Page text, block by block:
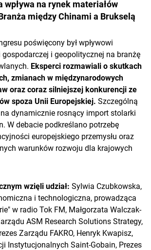
na rynek materiałów
między Chinami a Brukselą
poświęcony był wpływowi
i geopolitycznej na branżę
Eksperci rozmawiali o skutkach
zmianach w międzynarodowych
oraz coraz silniejszej konkurencji ze
spoza Unii Europejskiej. Szczególną
dynamicznie rosnący import stolarki
W debacie podkreślano potrzebę
europejskiego przemysłu oraz
warunków rozwoju dla krajowych
wzięli udział: Sylwia Czubkowska,
i technologiczna, prowadząca
w radio Tok FM, Małgorzata Walczak-
ASM Research Solutions Strategy,
Zarządu FAKRO, Henryk Kwapisz,
Instytucjonalnych Saint-Gobain, Prezes